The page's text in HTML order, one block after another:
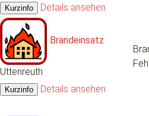
Details ansehen
Brandeinsatz
Uttenreuth
Details ansehen